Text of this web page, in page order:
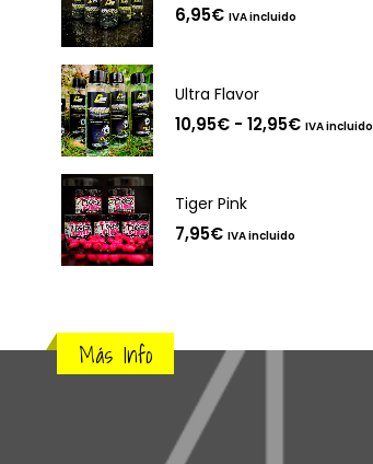
6,95€ IVA incluido
Ultra Flavor
10,95€ - 12,95€Rango
IVA incluido
Tiger Pink
7,95€ IVA incluido
Más Info